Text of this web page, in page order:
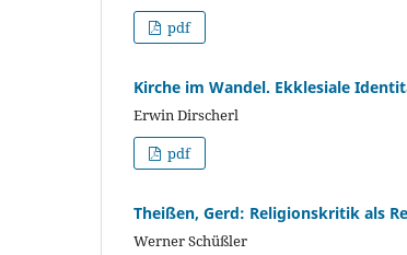
pdf
Kirche im Wandel. Ekklesiale
Erwin Dirscherl
pdf
Theißen, Gerd: Religionskritik als
Werner Schüßler